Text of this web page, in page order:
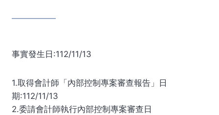
事實發生日:112/11/13
1.取得會計師「內部控制專案審查報告」日
期:112/11/13
2.委請會計師執行內部控制專案審查日